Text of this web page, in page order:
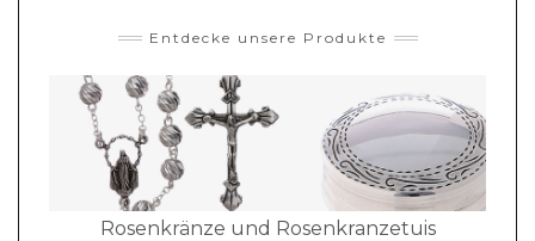
Entdecke unsere Produkte
Rosenkränze und Rosenkranzetuis